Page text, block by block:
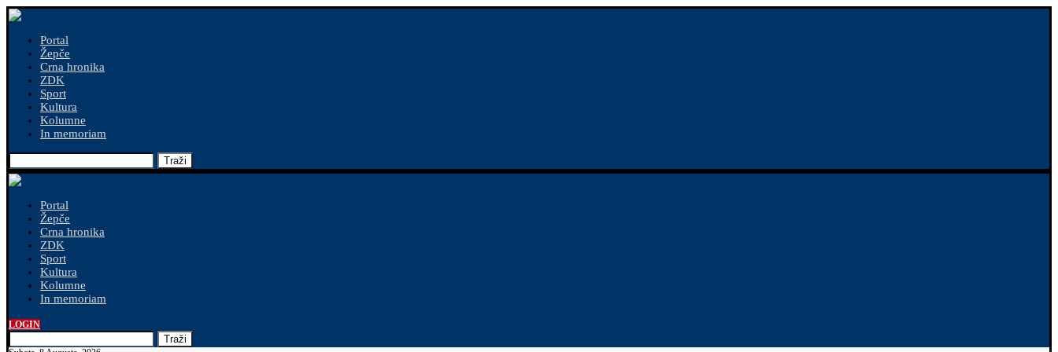
Portal
Žepče
Crna hronika
ZDK
Sport
Kultura
Kolumne
In memoriam
Traži
Portal
Žepče
Crna hronika
ZDK
Sport
Kultura
Kolumne
In memoriam
LOGIN
Traži